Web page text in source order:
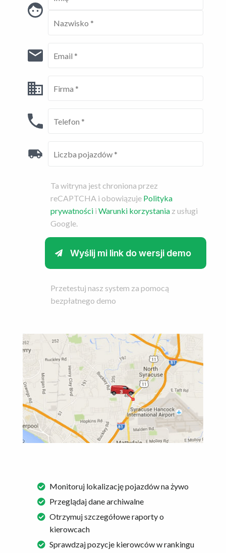
Ta witryna jest chroniona przez
reCAPTCHA i obowiązuje Polityka
prywatności i Warunki korzystania z usługi
Google.
Przetestuj nasz system za pomocą
bezpłatnego demo
Monitoruj lokalizację pojazdów na żywo
Przeglądaj dane archiwalne
Otrzymuj szczegółowe raporty o
kierowcach
Sprawdzaj pozycje kierowców w rankingu